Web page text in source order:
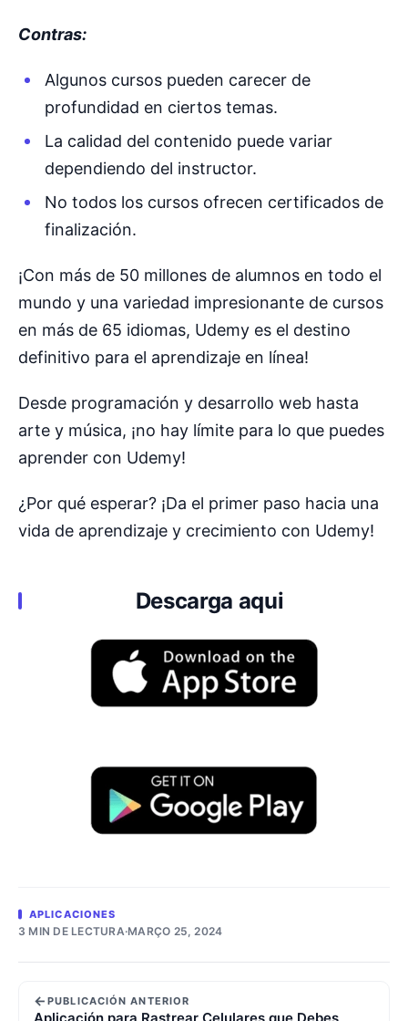
Contras:
Algunos cursos pueden carecer de
profundidad en ciertos temas.
La calidad del contenido puede variar
dependiendo del instructor.
No todos los cursos ofrecen certificados de
finalización.
¡Con más de 50 millones de alumnos en todo el
mundo y una variedad impresionante de cursos
en más de 65 idiomas, Udemy es el destino
definitivo para el aprendizaje en línea!
Desde programación y desarrollo web hasta
arte y música, ¡no hay límite para lo que puedes
aprender con Udemy!
¿Por qué esperar? ¡Da el primer paso hacia una
vida de aprendizaje y crecimiento con Udemy!
Descarga aqui
APLICACIONES
3 MIN DE LECTURA·MARÇO 25, 2024
←PUBLICACIÓN ANTERIOR